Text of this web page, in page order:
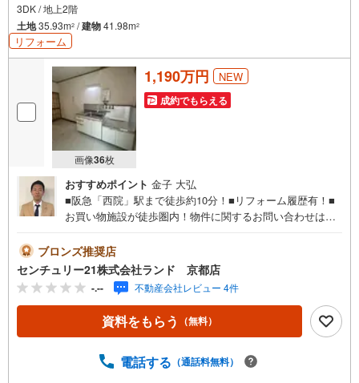
3DK / 地上2階
土地35.93m2 /建物41.98m2
リフォーム
画像36枚
1,190万円 NEW
成約でもらえる
おすすめポイント 金子 大弘
■阪急「西院」駅まで徒歩約10分！■リフォーム履歴有！■
お買い物施設が徒歩圏内！物件に関するお問い合わせは
ませ！＜センチュリー21ランドについて＞●センチュリー2
1ランド京都店は・・・ お客様のご希望をお客様の目線で
ご満足いただけるお住いを全力でお探し致します！●購入・
売却・ローンのご相談など、些細なことでもお気軽にご相
談下さいませ！●リフォームのご相談も承っております。○
京阪鴨東線 「出町柳」駅 徒歩約6分○京都市営地下鉄烏丸
日・水曜日定休日※祝日は営業）事前にご連絡いただけます
ブロンズ推奨店
センチュリー21株式会社ランド 京都店
-.-- 不動産会社レビュー 4件
資料をもらう （無料）
電話する （通話料無料）